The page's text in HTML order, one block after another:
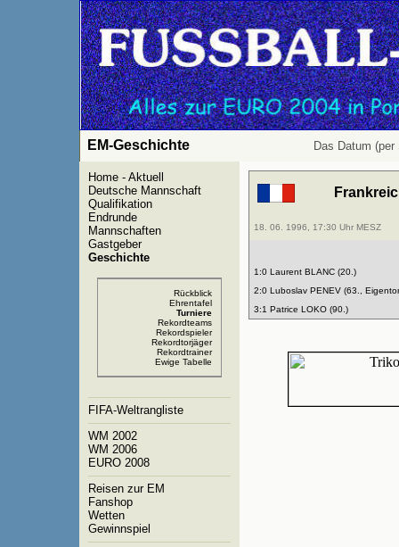
EM-Geschichte Das Datum
Home - Aktuell
Deutsche Mannschaft
Qualifikation
Endrunde
Mannschaften
Gastgeber
Geschichte
Rückblick
Ehrentafel
Turniere
Rekordteams
Rekordspieler
Rekordtorjäger
Rekordtrainer
Ewige Tabelle
FIFA-Weltrangliste
WM 2002
WM 2006
EURO 2008
Reisen zur EM
Fanshop
Wetten
Gewinnspiel
18. 06. 1996, 17:30 Uhr MESZ
1:0 Laurent BLANC (20.)
2:0 Luboslav PENEV (63.,
3:1 Patrice LOKO (90.)